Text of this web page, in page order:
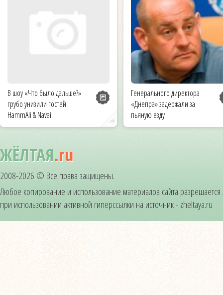
В шоу «Что было дальше?»
грубо унизили гостей
HammAli & Navai
Генерального директора
«Днепра» задержали за
пьяную езду
ЖЁЛТАЯ.ru
2008-2026 © Все права защищены.
Любое копирование и использование материалов сайта
при использовании активной гиперссылки на источник - zheltaya.ru